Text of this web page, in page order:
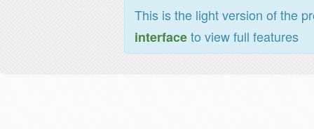
This is the light version of the
interfaceto view full features